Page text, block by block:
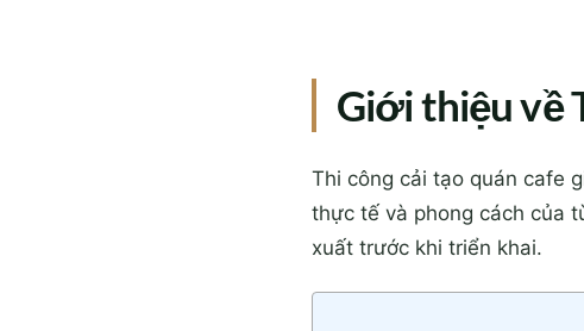
Giới thiệu về
Thi công cải tạo quán cafe
thực tế và phong cách của
xuất trước khi triển khai.